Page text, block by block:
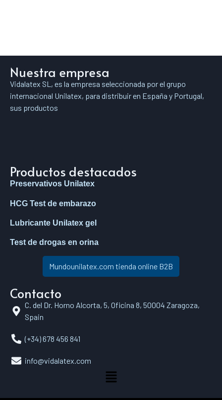
Nuestra empresa
Vidalatex SL, es la empresa seleccionada por el grupo
internacional Unilatex, para distribuir en España y Portugal,
sus productos
Productos destacados
Preservativos Unilatex
HCG Test de embarazo
Lubricante Unilatex gel
Test de drogas en orina
Mundounilatex.com tienda online B2B
Contacto
C. del Dr. Horno Alcorta, 5, Oficina 8, 50004 Zaragoza,
Spain
(+34) 678 456 841
info@vidalatex.com